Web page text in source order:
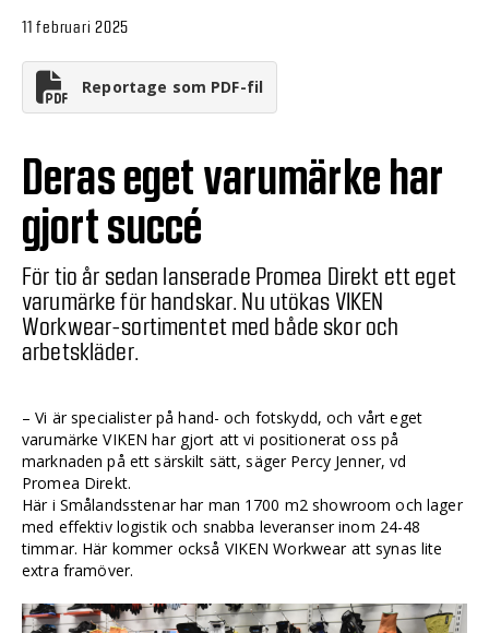
11 februari 2025
Reportage som PDF-fil
Deras eget varumärke har
gjort succé
För tio år sedan lanserade Promea Direkt ett eget
varumärke för handskar. Nu utökas VIKEN
Workwear-sortimentet med både skor och
arbetskläder.
– Vi är specialister på hand- och fotskydd, och vårt eget
varumärke VIKEN har gjort att vi positionerat oss på
marknaden på ett särskilt sätt, säger Percy Jenner, vd
Promea Direkt.
Här i Smålandsstenar har man 1700 m2 showroom och lager
med effektiv logistik och snabba leveranser inom 24-48
timmar. Här kommer också VIKEN Workwear att synas lite
extra framöver.